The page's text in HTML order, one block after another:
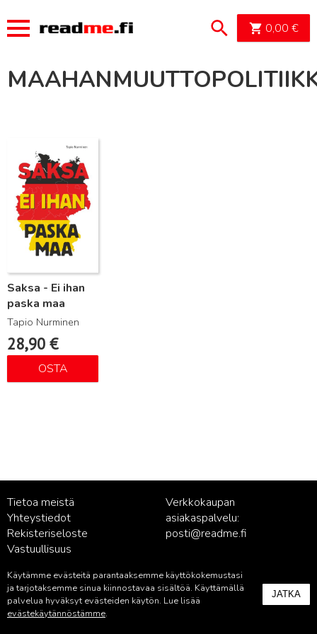
0,00 €
Saksa - Ei ihan
paska maa
Tapio Nurminen
28,90 €
OSTA
Tietoa meistä
Yhteystiedot
Rekisteriseloste
Vastuullisuus
Verkkokaupan
asiakaspalvelu:
posti@readme.fi
Kustantamon asiakaspalvelu:
palvelu@readme.fi
Käytämme evästeitä parantaaksemme käyttökokemustasi
ja tarjotaksemme sinua kiinnostavaa sisältöä. Käyttämällä
palvelua hyväksyt evästeiden käytön. Lue lisää
evästekäytännöstämme.
JATKA